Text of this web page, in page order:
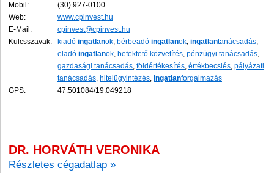
Mobil:
(30) 927-0100
Web:
www.cpinvest.hu
E-Mail:
cpinvest@cpinvest.hu
Kulcsszavak:
kiadó ingatlanok, bérbeadó ingatlanok, ingatlantanácsadás,
eladó ingatlanok, befektető közvetítés, pénzügyi tanácsadás,
gazdasági tanácsadás, földértékesítés, értékbecslés, pályázati
tanácsadás, hitelügyintézés, ingatlanforgalmazás
GPS:
47.501084/19.049218
DR. HORVÁTH VERONIKA
Részletes cégadatlap »